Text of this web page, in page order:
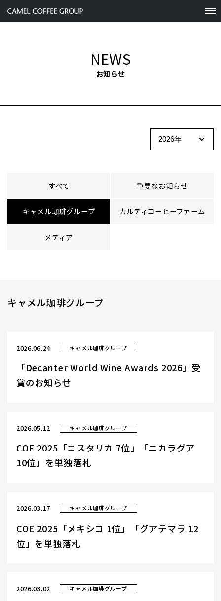
NEWS
お知らせ
すべて 重要なお知らせ
キャメル珈琲グループ カルディコーヒーファーム
メディア
キャメル珈琲グループ
2026.06.24 キャメル珈琲グループ
「Decanter World Wine Awards 2026」受
賞のお知らせ
2026.05.12 キャメル珈琲グループ
COE 2025「コスタリカ 7位」「ニカラグア
10位」を単独落札
2026.03.17 キャメル珈琲グループ
COE 2025「メキシコ 1位」「グアテマラ 12
位」を単独落札
2026.03.02 キャメル珈琲グループ